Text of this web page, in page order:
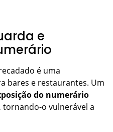
e
é uma
bares e restaurantes. Um
do numerário
o vulnerável a